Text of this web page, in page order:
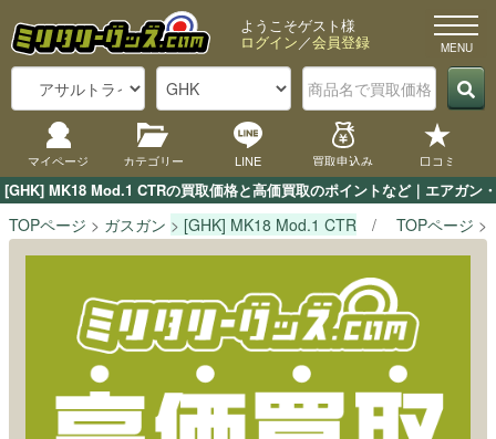
[GHK] MK18 Mod.1 CTRの買取価格と高価買取のポイントなど｜エアガン
ようこそゲスト様
ログイン／会員登録
マイページ カテゴリー LINE 買取申込み 口コミ
TOPページ ガスガン [GHK] MK18 Mod.1 CTR TOPページ